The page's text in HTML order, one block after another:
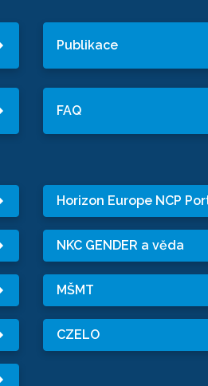
Publikace
FAQ
Horizon Europe NCP
NKC GENDER a věda
MŠMT
CZELO